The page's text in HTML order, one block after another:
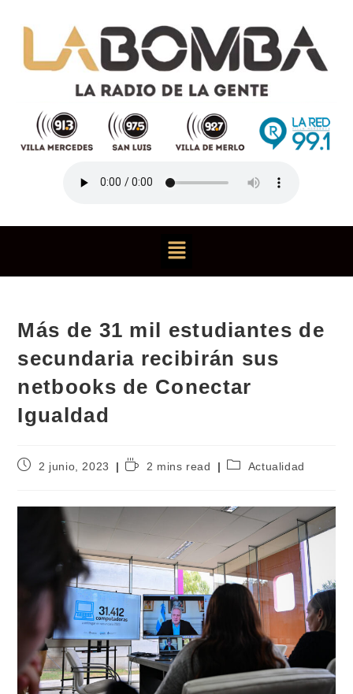
Más de 31 mil estudiantes de
secundaria recibirán sus
netbooks de Conectar
Igualdad
2 junio, 2023 2 mins read Actualidad